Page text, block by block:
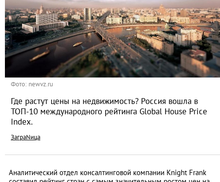
Фото: newvz.ru
Где растут цены на недвижимость? Россия вошла в
ТОП-10 международного рейтинга Global House Price
Index.
ЗаграNица
Аналитический отдел консалтинговой компании Knight Frank